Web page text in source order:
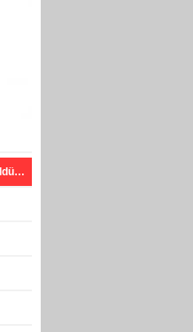
Babasını pompalı ile öldüren genç: “Annemi öldürecekti, can havliyle hareket ettim”